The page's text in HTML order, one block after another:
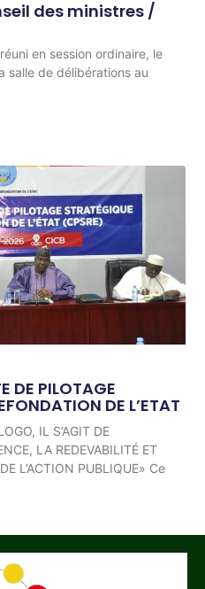
des ministres /
en session ordinaire, le
salle de délibérations au
DE PILOTAGE
DE L’ETAT
IL S’AGIT DE
LA REDEVABILITÉ ET
L’ACTION PUBLIQUE» Ce